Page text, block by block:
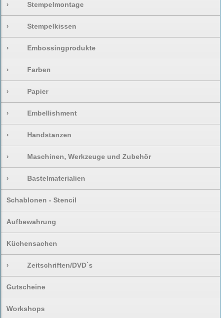
› Stempelmontage
› Stempelkissen
› Embossingprodukte
› Farben
› Papier
› Embellishment
› Handstanzen
› Maschinen, Werkzeuge und Zubehör
› Bastelmaterialien
Schablonen - Stencil
Aufbewahrung
Küchensachen
› Zeitschriften/DVD`s
Gutscheine
Workshops